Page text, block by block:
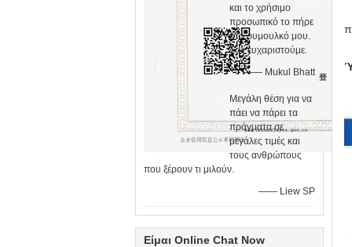
και το χρήσιμο
προσωπικό το πήρε
στο ρυμουλκό μου.
Σας ευχαριστούμε.
—— Mukul Bhatt
Μεγάλη θέση για να
πάει να πάρει τα
πράγματα σε
μεγάλες τιμές και
τους ανθρώπους
που ξέρουν τι μιλούν.
—— Liew SP
Είμαι Online Chat Now